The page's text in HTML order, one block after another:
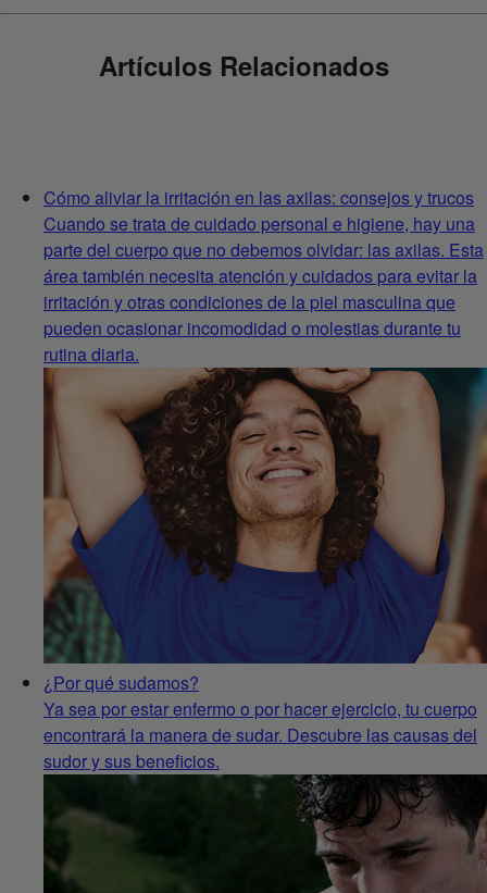
Artículos Relacionados
Cómo aliviar la irritación en las axilas: consejos y trucos
Cuando se trata de cuidado personal e higiene, hay una
parte del cuerpo que no debemos olvidar: las axilas. Esta
área también necesita atención y cuidados para evitar la
irritación y otras condiciones de la piel masculina que
pueden ocasionar incomodidad o molestias durante tu
rutina diaria.
¿Por qué sudamos?
Ya sea por estar enfermo o por hacer ejercicio, tu cuerpo
encontrará la manera de sudar. Descubre las causas del
sudor y sus beneficios.